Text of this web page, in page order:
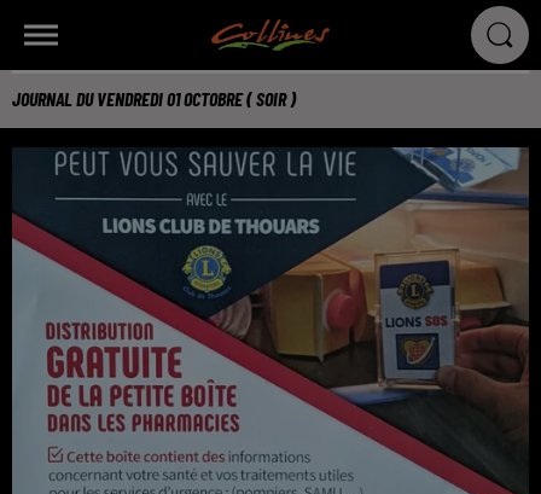
JOURNAL DU VENDREDI 01 OCTOBRE ( SOIR )